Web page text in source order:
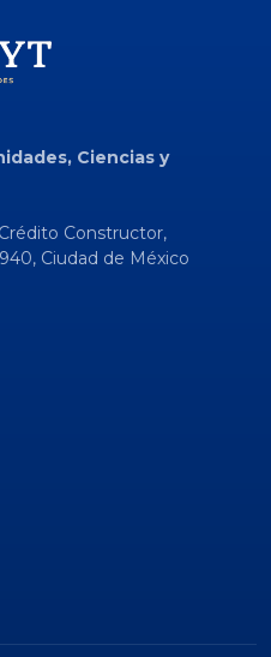
Ciencias y
Constructor,
Ciudad de México